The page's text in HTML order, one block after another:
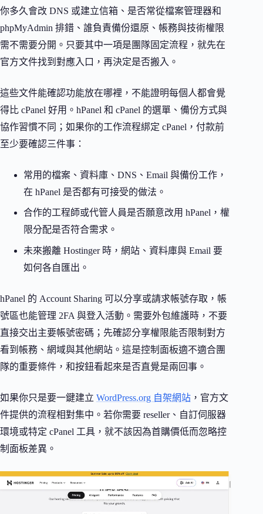
你多久會改 DNS 或建立信箱、是否常從檔案管理器和
phpMyAdmin 排錯、誰負責備份還原、帳務與技術權限
需不需要分開。只要其中一項是團隊固定流程，就先在
官方文件找到對應入口，再決定是否搬入。
這些文件能確認功能放在哪裡，不能證明每個人都會覺
得比 cPanel 好用。hPanel 和 cPanel 的選單、備份方式與
協作習慣不同；如果你的工作流程綁定 cPanel，付款前
至少要確認三件事：
常用的檔案、資料庫、DNS、Email 與備份工作，
在 hPanel 是否都有可接受的做法。
合作的工程師或代管人員是否願意改用 hPanel，權
限分配是否符合需求。
未來搬離 Hostinger 時，網站、資料庫與 Email 要
如何各自匯出。
hPanel 的 Account Sharing 可以分享或請求帳號存取，帳
號區也能管理 2FA 與登入活動。需要外包維護時，不要
直接交出主要帳號密碼；先確認分享權限能否限制對方
看到帳務、網域與其他網站。這是控制面板適不適合團
隊的重要條件，和按鈕看起來是否直覺是兩回事。
如果你只是要一鍵建立 WordPress.org 自架網站 ，官方文
件提供的流程相對集中。若你需要 reseller、自訂伺服器
環境或特定 cPanel 工具，就不該因為首購價低而忽略控
制面板差異。